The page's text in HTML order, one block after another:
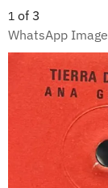
1 of 3
WhatsApp